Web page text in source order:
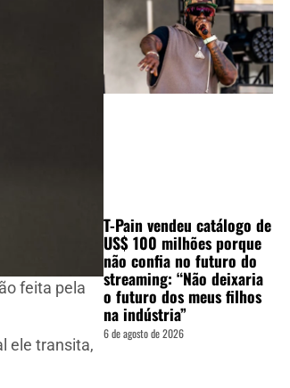
feita pela
ele transita,
T-Pain vendeu catálogo de
US$ 100 milhões porque
não confia no futuro do
streaming: “Não deixaria
o futuro dos meus filhos
na indústria”
6 de agosto de 2026